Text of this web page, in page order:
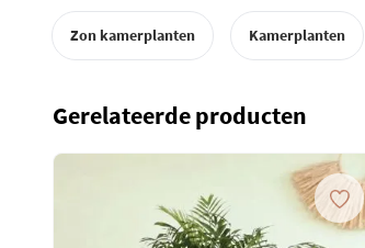
Zon kamerplanten Kamerplanten
Gerelateerde producten